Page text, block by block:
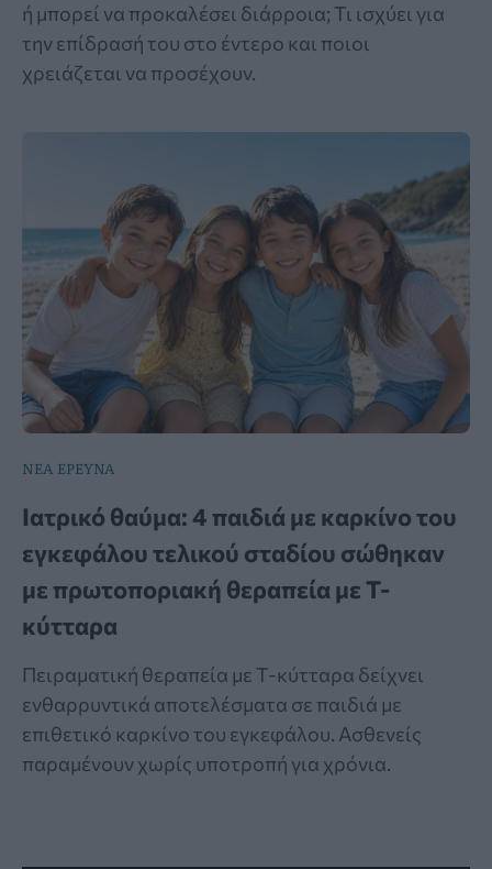
ή μπορεί να προκαλέσει διάρροια; Τι ισχύει για
την επίδρασή του στο έντερο και ποιοι
χρειάζεται να προσέχουν.
ΝΕΑ ΕΡΕΥΝΑ
Ιατρικό θαύμα: 4 παιδιά με καρκίνο του
εγκεφάλου τελικού σταδίου σώθηκαν
με πρωτοποριακή θεραπεία με Τ-
κύτταρα
Πειραματική θεραπεία με Τ-κύτταρα δείχνει
ενθαρρυντικά αποτελέσματα σε παιδιά με
επιθετικό καρκίνο του εγκεφάλου. Ασθενείς
παραμένουν χωρίς υποτροπή για χρόνια.